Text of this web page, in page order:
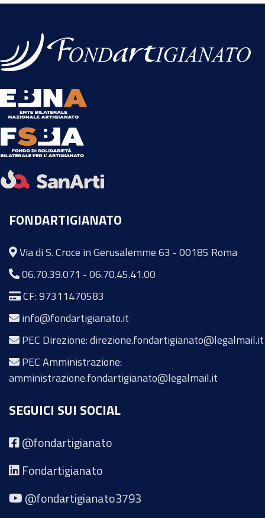
FONDARTIGIANATO
Via di S. Croce in Gerusalemme 63 - 00185 Roma
06.70.39.071 -06.70.45.41.00
CF: 97311470583
info@fondartigianato.it
PEC Direzione: direzione.fondartigianato@legalmail.it
PEC Amministrazione:
amministrazione.fondartigianato@legalmail.it
SEGUICI SUI SOCIAL
@fondartigianato
Fondartigianato
@fondartigianato3793